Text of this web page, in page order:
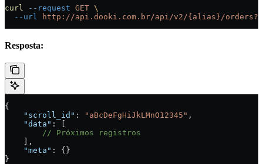
curl --request GET \
  --url
http://api.dooki.com.br/api/v2/{alias}/
Resposta:
{
    "scroll_id"
: "aBcDeFgHiJkLMnO12345" ,
    "data"
: [
        // Próximos registros
    ],
    "meta"
: {}
}